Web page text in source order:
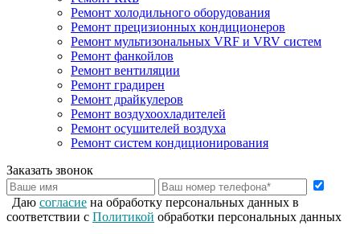
Ремонт холодильного оборудования
Ремонт прецизионных кондиционеров
Ремонт мультизональных VRF и VRV систем
Ремонт фанкойлов
Ремонт вентиляции
Ремонт градирен
Ремонт драйкулеров
Ремонт воздухоохладителей
Ремонт осушителей воздуха
Ремонт систем кондиционирования
Заказать звонок
Даю согласие на обработку персональных данных в
соответствии с Политикой обработки персональных данных